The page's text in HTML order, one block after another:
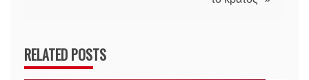
RELATED POSTS